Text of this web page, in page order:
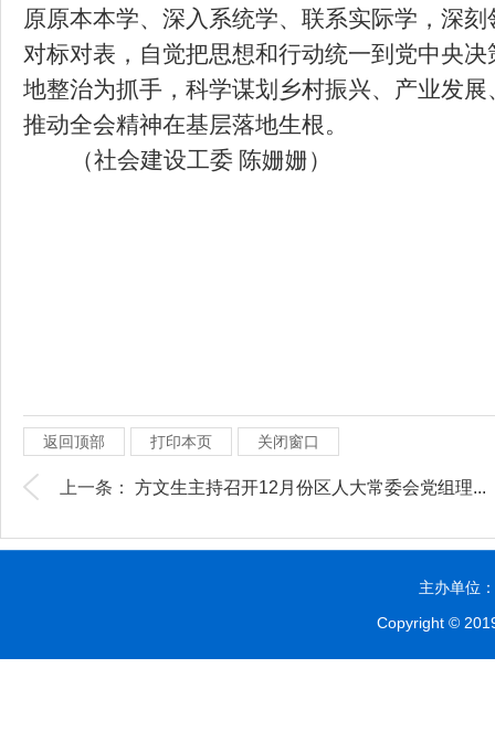
原原本本学、深入系统学、联系实际学，深
对标对表，自觉把思想和行动统一到党中央
地整治为抓手，科学谋划乡村振兴、产业发
推动全会精神在基层落地生根。
（社会建设工委 陈姗姗）
返回顶部 打印本页 关闭窗口
上一条： 方文生主持召开12月份区人大常委会党组理...
主办单位
Copyright ©